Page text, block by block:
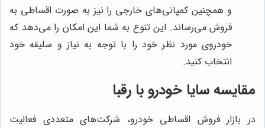
و همچنین کمپانی‌های خارجی را نیز به صورت اقساطی به
فروش می‌رساند. این تنوع به شما این امکان را می‌دهد که
خودروی مورد نظر خود را با توجه به نیاز و سلیقه خود
انتخاب کنید.
مقایسه سایا خودرو با رقبا
در بازار فروش اقساطی خودرو، شرکت‌های متعددی فعالیت